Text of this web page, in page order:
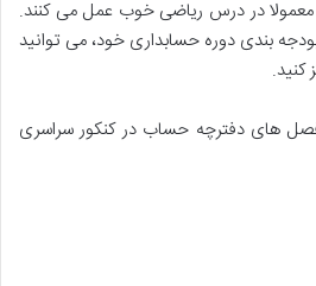
کنید زیرا رتبه های زیر 1000 معمولا در درس ریاضی خوب عمل می کنند.
بندی دوره حسابداری خود، می توانید
سراسری 1401 سرفصل های دفترچه حساب در کنکور سراسری